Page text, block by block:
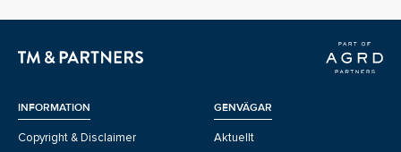
INFORMATION
Copyright & Disclaimer
GENVÄGAR
Aktuellt